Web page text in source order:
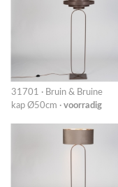
31701 · Bruin & Bruine
kap Ø50cm · voorradig